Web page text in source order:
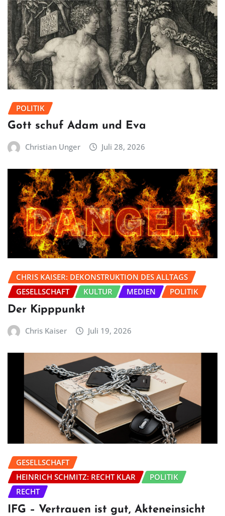
POLITIK
Gott schuf Adam und Eva
Christian Unger Juli 28, 2026
CHRIS KAISER: DEKONSTRUKTION DES ALLTAGS
GESELLSCHAFT
KULTUR MEDIEN POLITIK
Der Kipppunkt
Chris Kaiser Juli 19, 2026
GESELLSCHAFT
HEINRICH SCHMITZ: RECHT KLAR
POLITIK
RECHT
IFG – Vertrauen ist gut, Akteneinsicht